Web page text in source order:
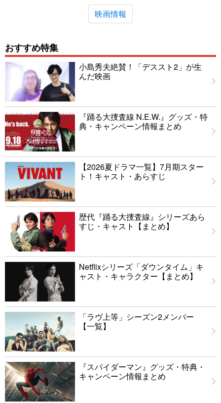
映画情報
おすすめ特集
小島秀夫絶賛！「デススト2」が生
んだ映画
『踊る大捜査線 N.E.W.』グッズ・特
典・キャンペーン情報まとめ
【2026夏ドラマ一覧】7月期スター
ト！キャスト・あらすじ
歴代『踊る大捜査線』シリーズあら
すじ・キャスト【まとめ】
Netflixシリーズ「ダウンタイム」キ
ャスト・キャラクター【まとめ】
「ラヴ上等」シーズン2メンバー
【一覧】
『スパイダーマン』グッズ・特典・
キャンペーン情報まとめ